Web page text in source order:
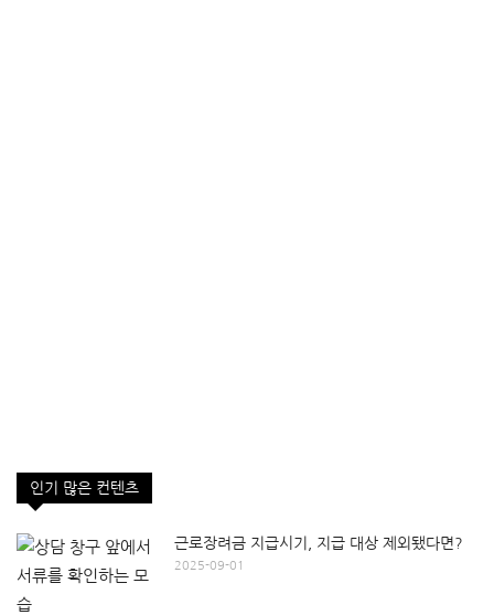
인기 많은 컨텐츠
근로장려금 지급시기, 지급 대상 제외됐다면?
2025-09-01